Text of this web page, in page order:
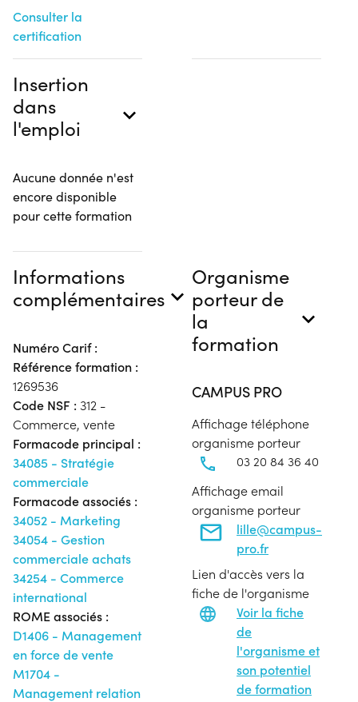
Consulter la
certification
Insertion
dans
l'emploi
Aucune donnée n'est
encore disponible
pour cette formation
Informations
complémentaires
Numéro Carif :
Référence formation :
1269536
Code NSF : 312 -
Commerce, vente
Formacode principal :
34085 - Stratégie
commerciale
Formacode associés :
34052 - Marketing
34054 - Gestion
commerciale achats
34254 - Commerce
international
ROME associés :
D1406 - Management
en force de vente
M1704 -
Management relation
Organisme
porteur de
la
formation
CAMPUS PRO
Affichage téléphone
organisme porteur
03 20 84 36 40
Affichage email
organisme porteur
lille@campus-
pro.fr
Lien d'accès vers la
fiche de l'organisme
Voir la fiche
de
l'organisme et
son potentiel
de formation